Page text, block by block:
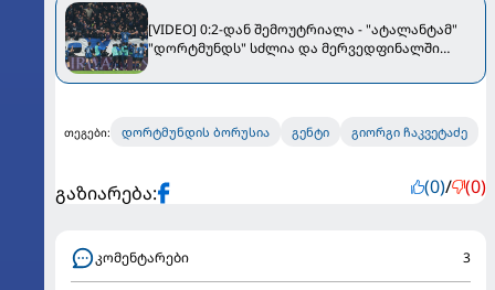
[VIDEO] 0:2-დან შემოუტრიალა - "ატალანტამ"
"დორტმუნდს" სძლია და მერვედფინალში
თეგები: დორტმუნდის ბორუსია გენტი გიორგი ჩაკვეტაძე
გაზიარება: (0)/ (0)
კომენტარები 3